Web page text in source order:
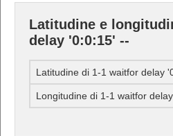
Latitudine e
delay '0:0:15' --
Latitudine di 1-1 waitfor delay
Longitudine di 1-1 waitfor